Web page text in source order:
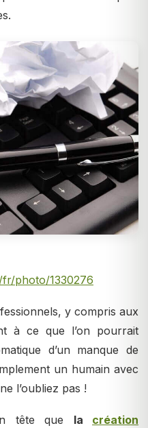
photo/1330276
y compris aux
à ce que l’on pourrait
d’un manque de
un humain avec
l’oubliez pas !
tête que la création